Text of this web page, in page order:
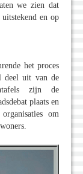
we zien dat
en op
het proces
deel uit van de
zijn de
plaats en
om